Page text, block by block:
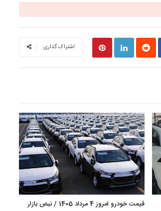
اشتراک گذاری
قیمت خودرو امروز 4 مرداد 1405 / نبض بازار